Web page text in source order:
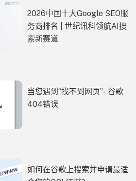
2026中国十大Google SEO服
务商排名 | 世纪讯科领航AI搜
索新赛道
当您遇到“找不到网页”- 谷歌
404错误
如何在谷歌上搜索并申请最适